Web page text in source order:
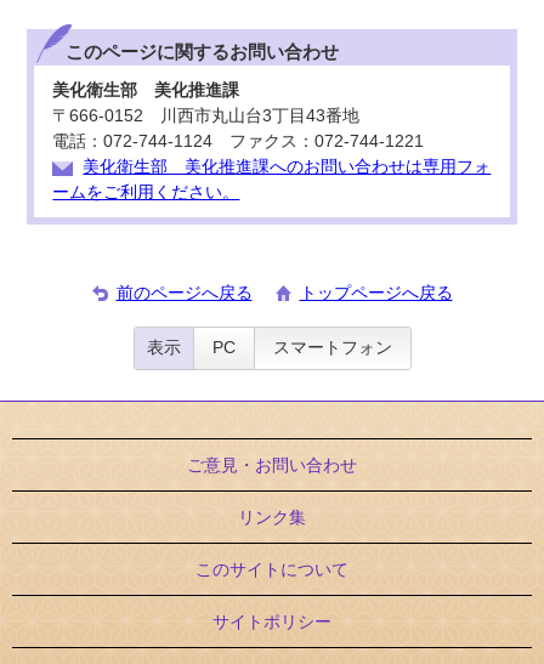
このページに関するお問い合わせ
美化衛生部 美化推進課
〒666-0152 川西市丸山台3丁目43番地
電話：072-744-1124 ファクス：072-744-1221
美化衛生部 美化推進課へのお問い合わせは専用フォ
ームをご利用ください。
前のページへ戻る トップページへ戻る
表示 PC スマートフォン
ご意見・お問い合わせ
リンク集
このサイトについて
サイトポリシー